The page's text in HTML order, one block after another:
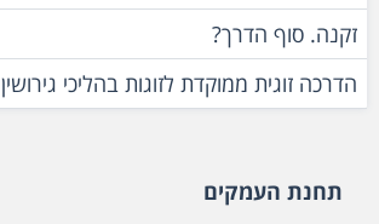
זקנה. סוף הדרך?
הדרכה זוגית ממוקדת לזוגות בהליכי גירושין
תחנת העמקים